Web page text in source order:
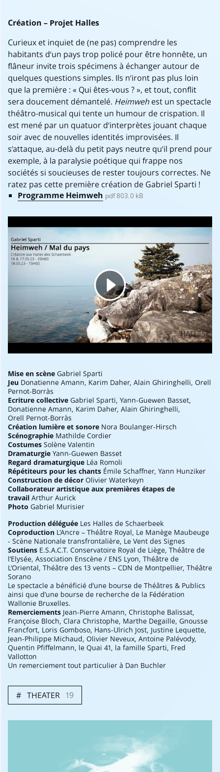
Création – Projet Halles
Curieux et inquiet de (ne pas) comprendre les
habitants d’un pays trop policé pour être honnête, un
flâneur invite trois spécimens à échanger autour de
quelques questions simples. Ils n’iront pas plus loin
que la première : « Qui êtes-vous ? », et tout, conflit
sera doucement démantelé. Heimweh est un spectacle
théâtro-musical qui tente un humour de crispation. Il
est mené par un quatuor d’interprètes jouant chaque
soir avec de nouvelles identités improvisées. Il
s’attaque, au-delà du petit pays neutre qu’il prend pour
exemple, à la paralysie poétique qui frappe nos
sociétés si soucieuses de rester toujours correctes. Ne
ratez pas cette première création de Gabriel Sparti !
Programme Heimweh pdf 803.0 kB
Mise en scène Gabriel Sparti
Jeu Donatienne Amann, Karim Daher, Alain Ghiringhelli, Orell
Pernot-Borràs
Ecriture collective Gabriel Sparti, Yann-Guewen Basset,
Donatienne Amann, Karim Daher, Alain Ghiringhelli,
Orell Pernot-Borràs
Création lumière et sonore Nora Boulanger-Hirsch
Scénographie Mathilde Cordier
Costumes Solène Valentin
Dramaturgie Yann-Guewen Basset
Regard dramaturgique Léa Romoli
Répétiteurs pour les chants Émile Schaffner, Yann Hunziker
Construction de décor Olivier Waterkeyn
Collaborateur artistique aux premières étapes de
travail Arthur Aurick
Photo Gabriel Murisier
Production déléguée Les Halles de Schaerbeek
Coproduction L'Ancre – Théâtre Royal, Le Manège Maubeuge
- Scène Nationale transfrontalière, Le Vent des Signes
Soutiens E.S.A.C.T. Conservatoire Royal de Liège, Théâtre de
l’Elysée, Association Enscène / ENS Lyon, Théâtre de
L’Oriental, Théâtre des 13 vents – CDN de Montpellier, Théâtre
Sorano
Le spectacle a bénéficié d’une bourse de Théâtres & Publics
ainsi que d’une bourse de recherche de la Fédération
Wallonie Bruxelles.
Remerciements Jean-Pierre Amann, Christophe Balissat,
Françoise Bloch, Clara Christophe, Marthe Degaille, Gnousse
Francfort, Loris Gomboso, Hans-Ulrich Jost, Justine Lequette,
Jean-Philippe Michaud, Olivier Neveux, Antoine Palévody,
Quentin Pfiffelmann, le Quai 41, la famille Sparti, Fred
Vallotton
Un remerciement tout particulier à Dan Buchler
THEATER 19